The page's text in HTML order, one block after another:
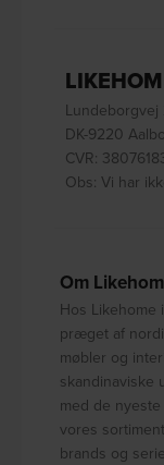
Lundeborgvej
DK-9220
CVR:
Obs: Vi har
Om
Hos Likehome
præget af
møbler og
skandinaviske
med de
vores
brands og